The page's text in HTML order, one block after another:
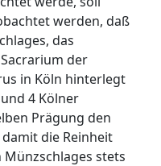
werden, daß
das
der
in Köln hinterlegt
4 Kölner
Prägung den
die Reinheit
stets